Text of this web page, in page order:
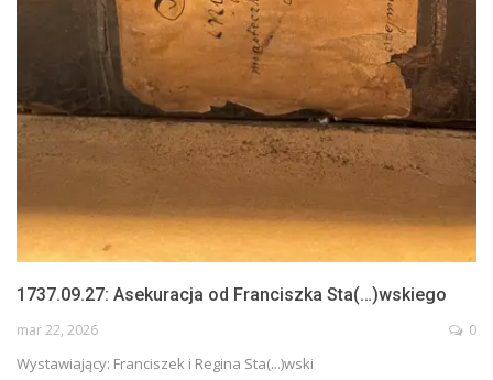
1737.09.27: Asekuracja od Franciszka Sta(…)wskiego
mar 22, 2026 0
Wystawiający: Franciszek i Regina Sta(...)wski